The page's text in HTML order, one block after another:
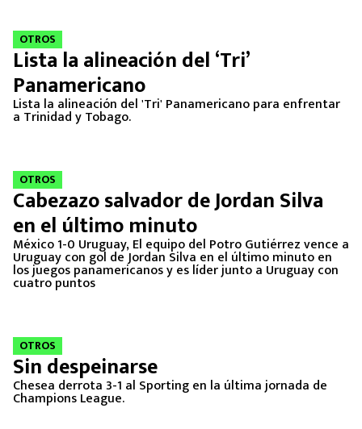
OTROS
Lista la alineación del ‘Tri’
Panamericano
Lista la alineación del 'Tri' Panamericano para enfrentar
a Trinidad y Tobago.
OTROS
Cabezazo salvador de Jordan Silva
en el último minuto
México 1-0 Uruguay, El equipo del Potro Gutiérrez vence a
Uruguay con gol de Jordan Silva en el último minuto en
los juegos panamericanos y es líder junto a Uruguay con
cuatro puntos
OTROS
Sin despeinarse
Chesea derrota 3-1 al Sporting en la última jornada de
Champions League.